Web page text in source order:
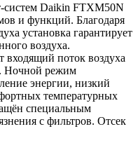
систем Daikin FTXM50N
и функций. Благодаря
установка гарантирует
воздуха.
входящий поток воздуха
Ночной режим
энергии, низкий
температурных
специальным
с фильтров. Отсек